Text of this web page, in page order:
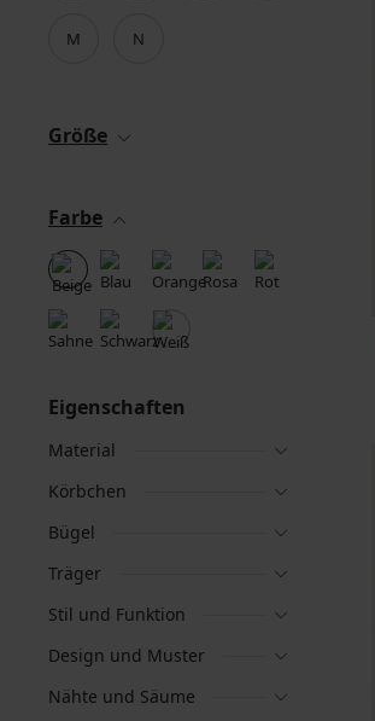
M N
Größe
Farbe
Eigenschaften
Material
Körbchen
Bügel
Träger
Stil und Funktion
Design und Muster
Nähte und Säume